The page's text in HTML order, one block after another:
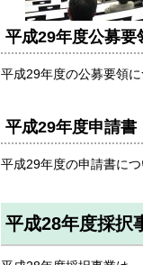
平成29年度公募要
平成29年度の公募要領に
平成29年度申請書
平成29年度の申請書につ
平成28年度採択